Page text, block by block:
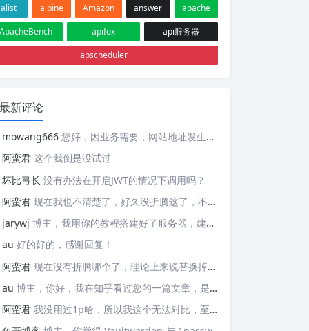
alist
alpine Amazon answer
apache
apifox
api服务器
apscheduler
最新评论
mowang666 您好，因业务需要，网站地址发生变更，信息如下： 网站名称: 新锐博客 网站地址: https://blog.xrbk.cn 网站图标: https://blog.xrbk.cn/favicon.png 网站描述: 记录学习与分享资源 RSS地址：https://blog.xrbk.cn/atom.xml 请您及时更新，给你带来的不便敬请谅解
阿蛮君 这个我倒是没试过
坏比弓长 没有办法在开启JWT的情况下调用吗？
阿蛮君 现在我也不清楚了，好久没折腾这了，不好意思哈，现在用的tailscale
jarywj 博主，我用你的教程搭建好了服务器，建好了网络，但是客户端在替换planet文件后，加入了网络，服务器上看不到这个加入的客户端，这是为什么呢？
au 好的好的，感谢回复！
阿蛮君 现在没有折腾哪个了，理论上来说替换掉那些api就可以检测，https://v6.ident.me, https://6.ipw.cn, https://v6.yinghualuo.cn/bejson，不过我没有试过不知道行不行。我现在是用ddns-go这款工具。动态解析域名，并且可以触发webhook给我发送邮件的
au 博主，你好，我在知乎看过您的一篇文章，是关于使用Docker部署容器监控公网IP变动并主动发送邮件的“https://zhuanlan.zhihu.com/p/568074329”这篇文章，我想问的是，这个可以监控IPv6的变化并发送邮件嘛？因为我现在测试了，它只能发送IPv4的，请问如果要添加IPv6的变化，我该如何操作呢？谢谢您！
阿蛮君 我没用过1p哈，所以我这个无法对比，至少Vaultwarden我用了一两年感觉还不错